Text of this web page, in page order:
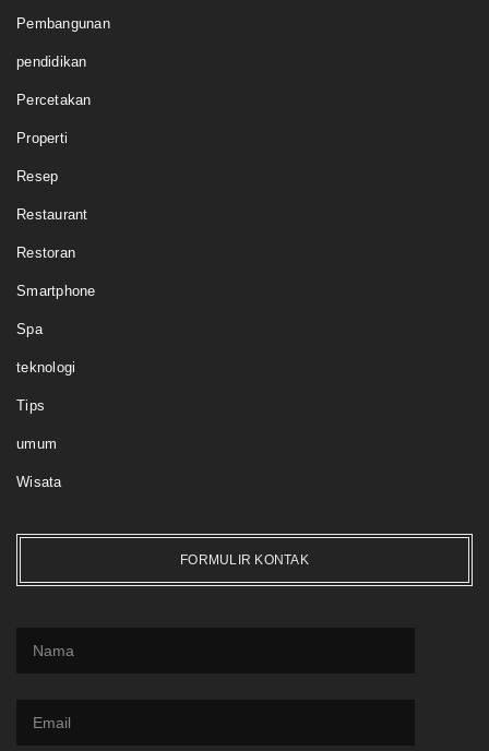
Pembangunan
pendidikan
Percetakan
Properti
Resep
Restaurant
Restoran
Smartphone
Spa
teknologi
Tips
umum
Wisata
FORMULIR KONTAK